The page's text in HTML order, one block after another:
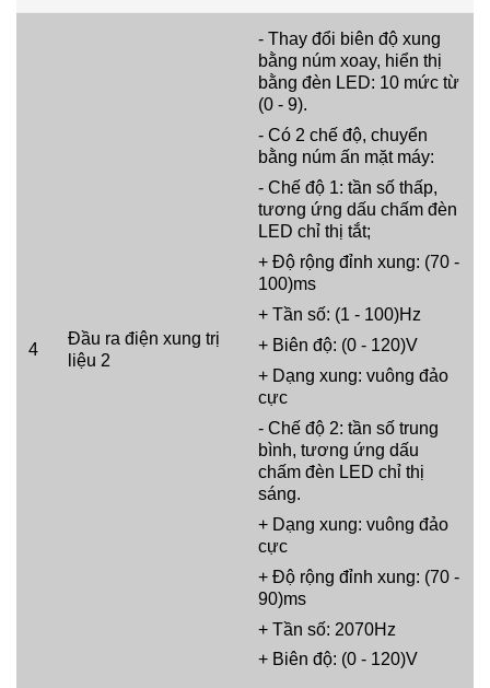
4
Đầu ra điện xung trị
liệu 2
- Thay đổi biên độ xung
bằng núm xoay, hiển thị
bằng đèn LED: 10 mức từ
(0 - 9).
- Có 2 chế độ, chuyển
bằng núm ấn mặt máy:
- Chế độ 1: tần số thấp,
tương ứng dấu chấm đèn
LED chỉ thị tắt;
+ Độ rộng đỉnh xung: (70 -
100)ms
+ Tần số: (1 - 100)Hz
+ Biên độ: (0 - 120)V
+ Dạng xung: vuông đảo
cực
- Chế độ 2: tần số trung
bình, tương ứng dấu
chấm đèn LED chỉ thị
sáng.
+ Dạng xung: vuông đảo
cực
+ Độ rộng đỉnh xung: (70 -
90)ms
+ Tần số: 2070Hz
+ Biên độ: (0 - 120)V